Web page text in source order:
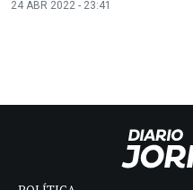
24 ABR 2022 - 23:41